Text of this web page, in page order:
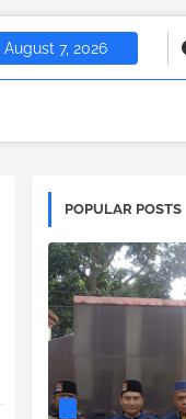
August 7, 2026
POPULAR POSTS